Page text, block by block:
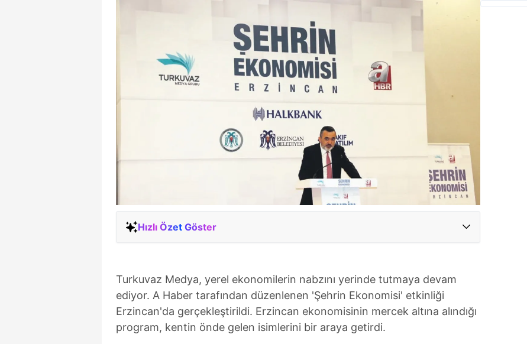
Hızlı Özet Göster
Turkuvaz Medya, yerel ekonomilerin nabzını yerinde tutmaya devam
ediyor. A Haber tarafından düzenlenen 'Şehrin Ekonomisi' etkinliği
Erzincan'da gerçekleştirildi. Erzincan ekonomisinin mercek altına alındığı
program, kentin önde gelen isimlerini bir araya getirdi.